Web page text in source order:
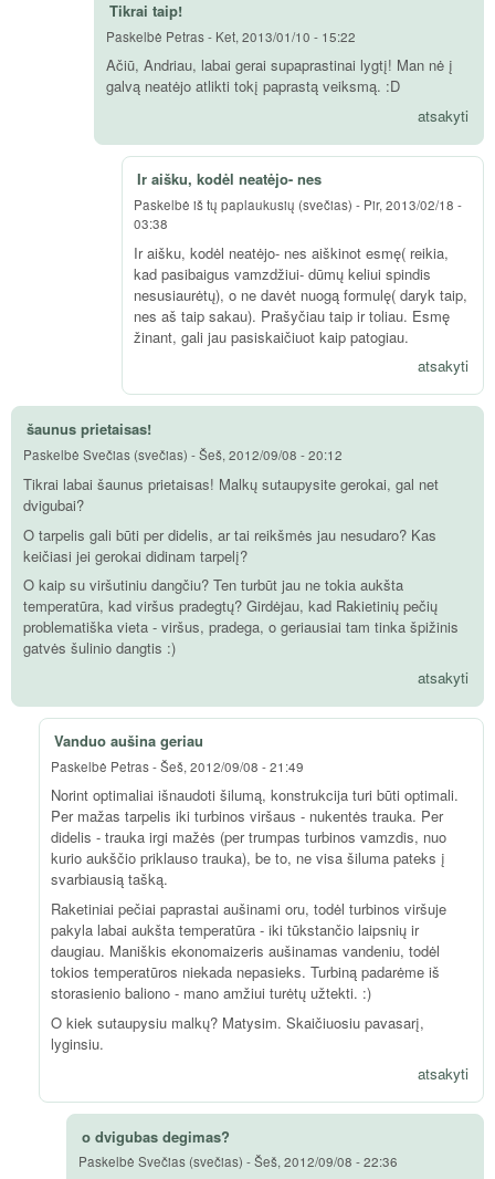
Tikrai taip!
Paskelbė Petras- Ket, 2013/01/10 - 15:22
Ačiū, Andriau, labai gerai supaprastinai lygtį! Man nė į
galvą neatėjo atlikti tokį paprastą veiksmą. :D
atsakyti
Ir aišku, kodėl neatėjo- nes
Paskelbė iš tų paplaukusių (svečias) - Pir, 2013/02/18 -
03:38
Ir aišku, kodėl neatėjo- nes aiškinot esmę( reikia,
kad pasibaigus vamzdžiui- dūmų keliui spindis
nesusiaurėtų), o ne davėt nuogą formulę( daryk taip,
nes aš taip sakau). Prašyčiau taip ir toliau. Esmę
žinant, gali jau pasiskaičiuot kaip patogiau.
atsakyti
šaunus prietaisas!
Paskelbė Svečias (svečias) -Šeš, 2012/09/08 - 20:12
Tikrai labai šaunus prietaisas! Malkų sutaupysite gerokai, gal net
dvigubai?
O tarpelis gali būti per didelis, ar tai reikšmės jau nesudaro? Kas
keičiasi jei gerokai didinam tarpelį?
O kaip su viršutiniu dangčiu? Ten turbūt jau ne tokia aukšta
temperatūra, kad viršus pradegtų? Girdėjau, kad Rakietinių pečių
problematiška vieta - viršus, pradega, o geriausiai tam tinka špižinis
gatvės šulinio dangtis :)
atsakyti
Vanduo aušina geriau
Paskelbė Petras-Šeš, 2012/09/08 - 21:49
Norint optimaliai išnaudoti šilumą, konstrukcija turi būti optimali.
Per mažas tarpelis iki turbinos viršaus - nukentės trauka. Per
didelis - trauka irgi mažės (per trumpas turbinos vamzdis, nuo
kurio aukščio priklauso trauka), be to, ne visa šiluma pateks į
svarbiausią tašką.
Raketiniai pečiai paprastai aušinami oru, todėl turbinos viršuje
pakyla labai aukšta temperatūra - iki tūkstančio laipsnių ir
daugiau. Maniškis ekonomaizeris aušinamas vandeniu, todėl
tokios temperatūros niekada nepasieks. Turbiną padarėme iš
storasienio baliono - mano amžiui turėtų užtekti. :)
O kiek sutaupysiu malkų? Matysim. Skaičiuosiu pavasarį,
lyginsiu.
atsakyti
o dvigubas degimas?
Paskelbė Svečias (svečias) -Šeš, 2012/09/08 - 22:36